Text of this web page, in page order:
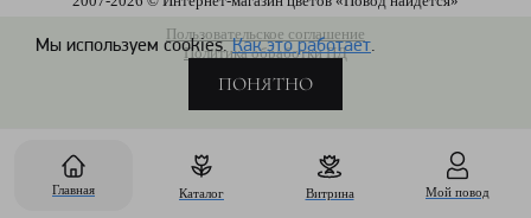
Мы используем cookies.Как это работает.
ПОНЯТНО
Пользовательское соглашение
Политика обработки ПД
Главная Каталог Витрина Мой повод